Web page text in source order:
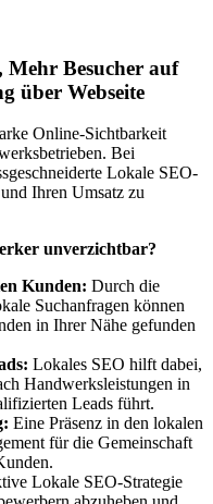
Besucher auf
über Webseite
Online-Sichtbarkeit
Bei
Lokale SEO-
Ihren Umsatz zu
unverzichtbar?
Kunden: Durch die
Suchanfragen können
in Ihrer Nähe gefunden
Lokales SEO hilft dabei,
Handwerksleistungen in
Leads führt.
Eine Präsenz in den lokalen
für die Gemeinschaft
Lokale SEO-Strategie